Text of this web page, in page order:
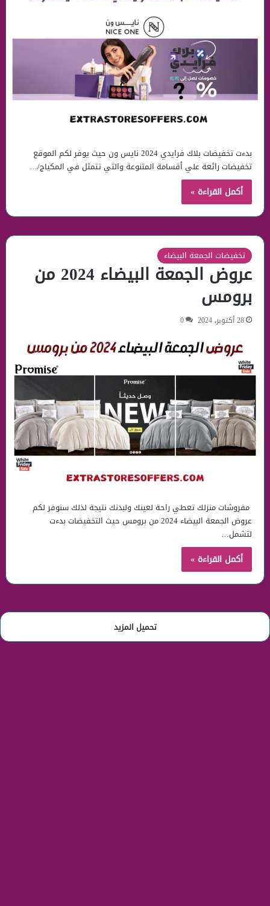
بدءت تخفيضات بلاك فرايدي 2024 نايس ون حيث يوفر لكم الموقع
تخفيضات رائعة علي أقسامة المتنوعة والتي تتمثل في المكياج/…
أكمل القراءة »
تخفيضات الجمعة البيضاء
عروض الجمعة البيضاء 2024 من
برومس
28 أكتوبر، 2024 0
مفروشات منزلك تعطي راحة لعينك ولبدنك نتيجة لذلك سنوفر لكم
عروض الجمعة البيضاء 2024 من برومس حيث التخفيضات بدءت
لتشمل…
أكمل القراءة »
تحميل المزيد